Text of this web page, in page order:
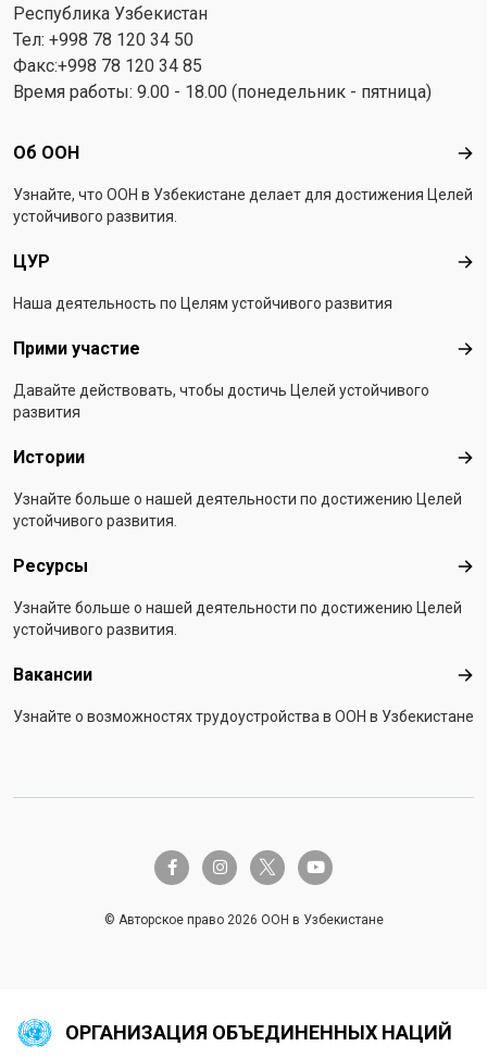
Республика Узбекистан
Тел: +998 78 120 34 50
Факс:+998 78 120 34 85
Время работы: 9.00 - 18.00 (понедельник - пятница)
Footer menu
Об ООН Об
Узнайте, что ООН в Узбекистанe делает для достижения Целей
устойчивого развития.
ЦУР
Наша деятельность по Целям устойчивого развития
Прими участие
Давайте действовать, чтобы достичь Целей устойчивого
развития
Истории
Узнайте больше о нашей деятельности по достижению Целей
устойчивого развития.
Ресурсы
Узнайте больше о нашей деятельности по достижению Целей
устойчивого развития.
Вакансии
Узнайте о возможностях трудоустройства в ООН в Узбекистане
facebook-finstagramtwitter-x youtube
© Авторское право 2026 ООН в Узбекистане
ОРГАНИЗАЦИЯ ОБЪЕДИНЕННЫХ НАЦИЙ